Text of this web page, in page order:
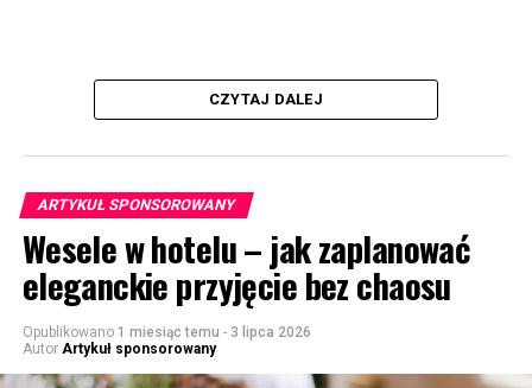
CZYTAJ DALEJ
ARTYKUŁ SPONSOROWANY
Wesele w hotelu – jak zaplanować
eleganckie przyjęcie bez chaosu
Opublikowano 1 miesiąc temu - 3 lipca 2026
Autor Artykuł sponsorowany